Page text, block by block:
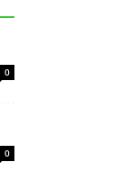
0
0